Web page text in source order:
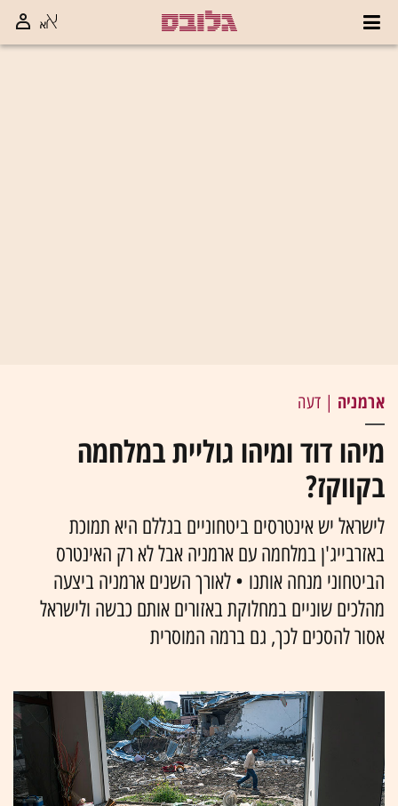
ארמניה | דעה
מיהו דוד ומיהו גוליית במלחמה
בקווקז?
לישראל יש אינטרסים ביטחוניים בגללם היא תמוכת
באזרבייג'ן במלחמה עם ארמניה אבל לא רק האינטרס
הביטחוני מנחה אותנו • לאורך השנים ארמניה ביצעה
מהלכים שוניים במחלוקת באזורים אותם כבשה ולישראל
אסור להסכים לכך, גם ברמה המוסרית